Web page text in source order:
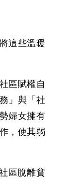
這些溫暖
區賦權自
」與「社
婦女擁有
，使其弱
區脫離貧